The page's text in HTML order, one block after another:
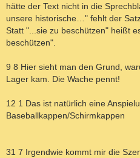
hätte der Text nicht in die
unsere historische…" fehlt der
Statt "...sie zu beschützen" heißt
beschützen".
9 8 Hier sieht man den Grund,
Lager kam. Die Wache pennt!
12 1 Das ist natürlich eine
Baseballkappen/Schirmkappen
31 7 Irgendwie kommt mir die